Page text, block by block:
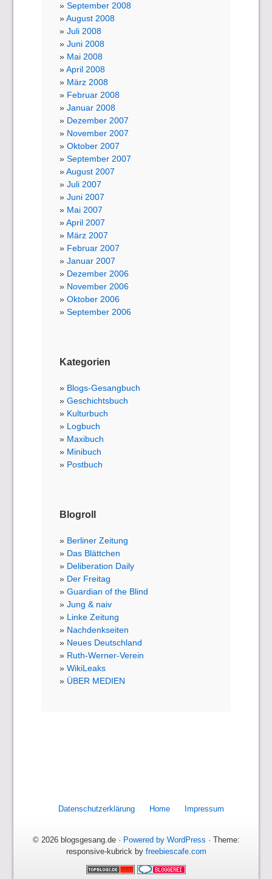
September 2008
August 2008
Juli 2008
Juni 2008
Mai 2008
April 2008
März 2008
Februar 2008
Januar 2008
Dezember 2007
November 2007
Oktober 2007
September 2007
August 2007
Juli 2007
Juni 2007
Mai 2007
April 2007
März 2007
Februar 2007
Januar 2007
Dezember 2006
November 2006
Oktober 2006
September 2006
Kategorien
Blogs-Gesangbuch
Geschichtsbuch
Kulturbuch
Logbuch
Maxibuch
Minibuch
Postbuch
Blogroll
Berliner Zeitung
Das Blättchen
Deliberation Daily
Der Freitag
Guardian of the Blind
Jung & naiv
Linke Zeitung
Nachdenkseiten
Neues Deutschland
Ruth-Werner-Verein
WikiLeaks
ÜBER MEDIEN
Datenschutzerklärung Home Impressum
© 2026 blogsgesang.de · Powered by WordPress · Theme:
responsive-kubrick by freebiescafe.com